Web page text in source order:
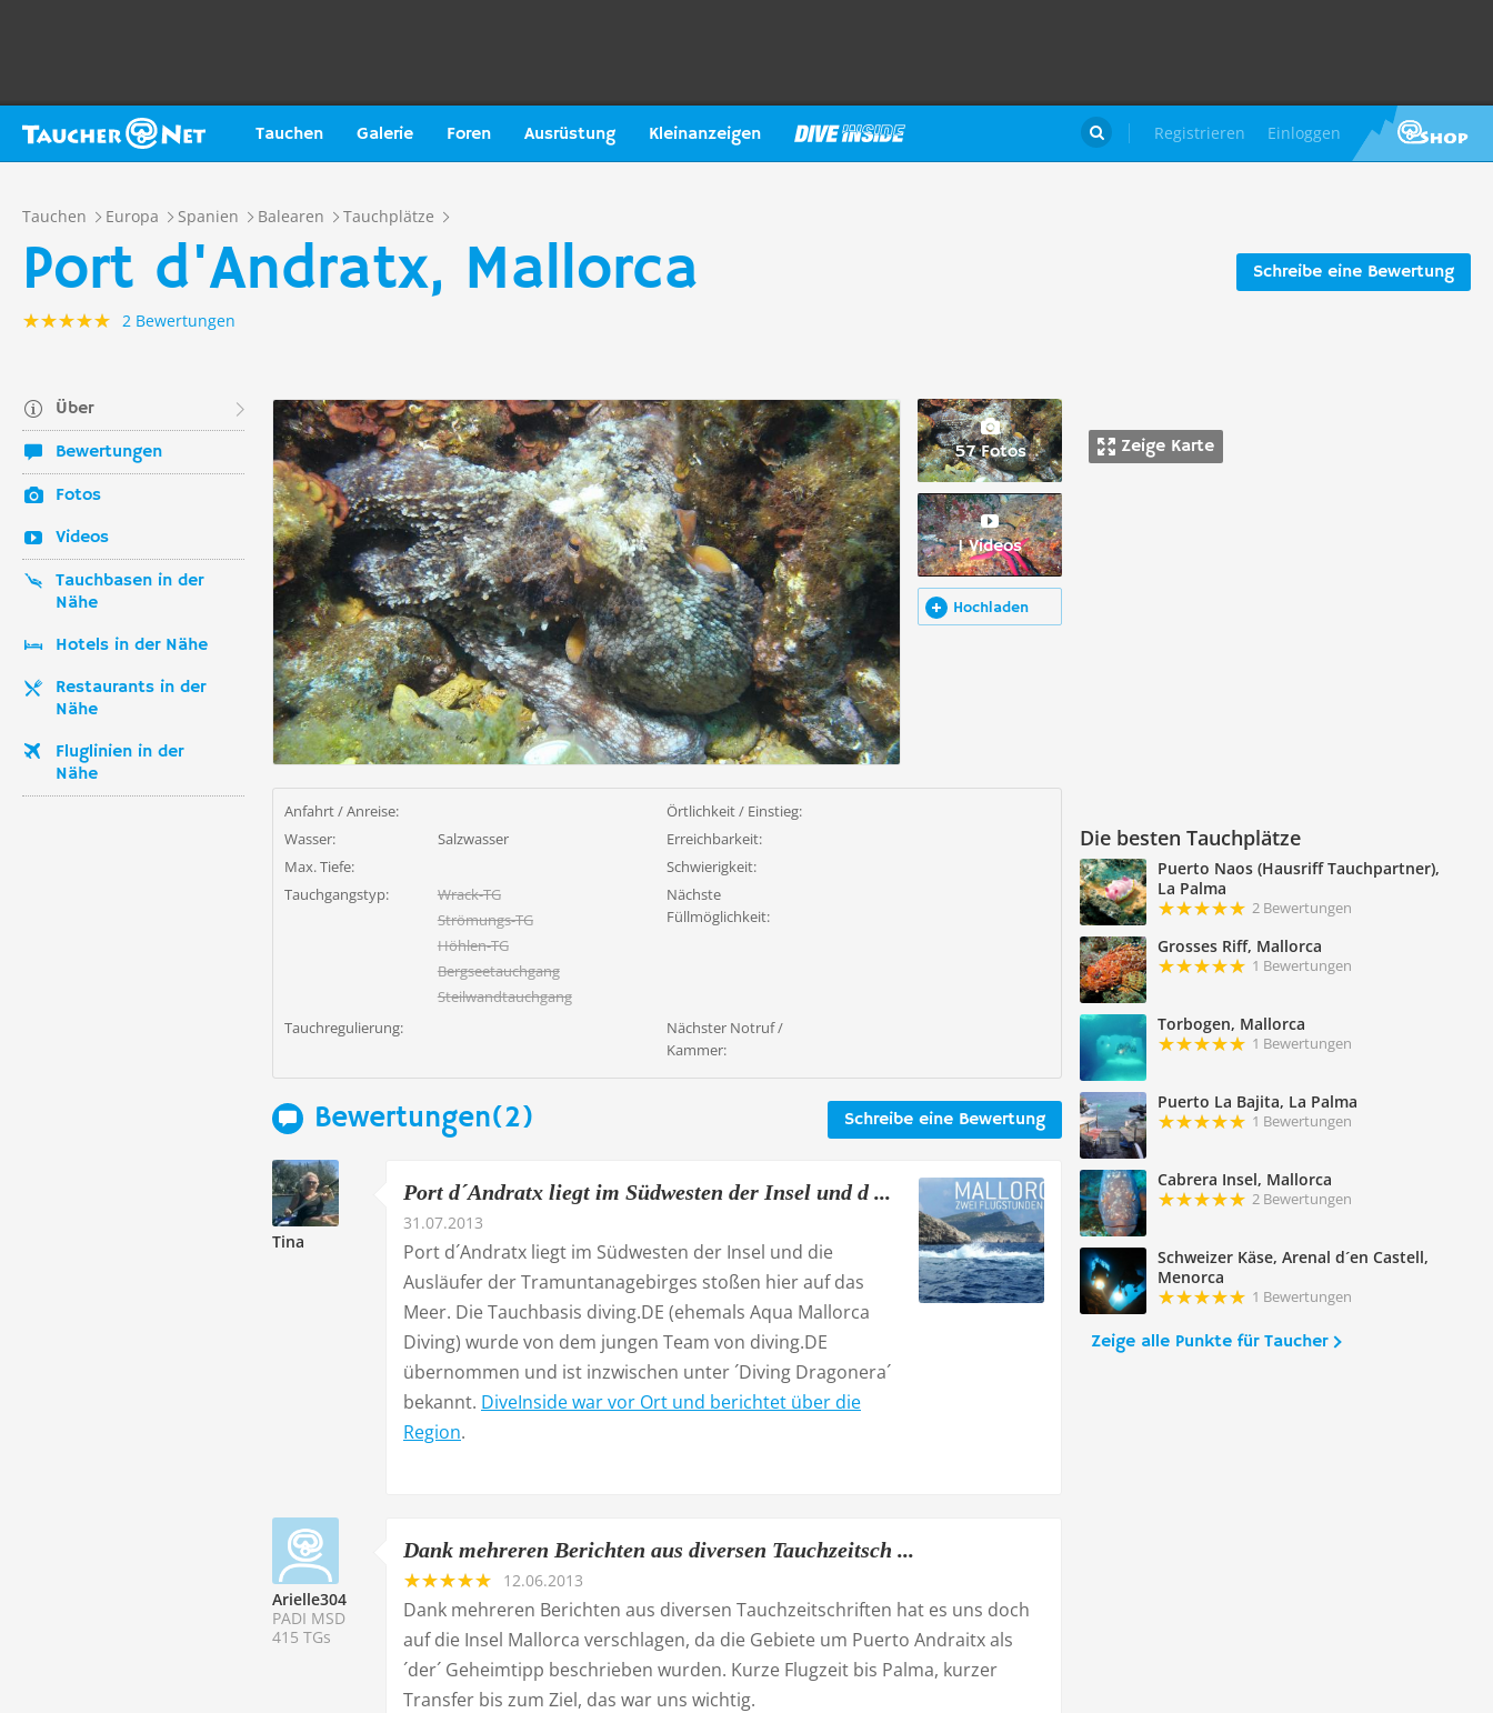
Tauchen Galerie Foren Ausrüstung Kleinanzeigen Registrieren Einloggen

Tauchen Europa Spanien Balearen Tauchplätze
Schreibe eine Bewertung
Port d'Andratx, Mallorca
2 Bewertungen
Über
Bewertungen
Fotos
Videos
Tauchbasen in der
Nähe
Hotels in der Nähe
Restaurants in der
Nähe
Fluglinien in der
Nähe
Zeige Karte
Die besten Tauchplätze
Puerto Naos (Hausriff Tauchpartner),
La Palma
2 Bewertungen
Grosses Riff, Mallorca
1 Bewertungen
Torbogen, Mallorca
1 Bewertungen
Puerto La Bajita, La Palma
1 Bewertungen
Cabrera Insel, Mallorca
2 Bewertungen
Schweizer Käse, Arenal d´en Castell,
Menorca
1 Bewertungen
Zeige alle Punkte für Taucher
57 Fotos
1 Videos
Hochladen
Anfahrt / Anreise:
Örtlichkeit / Einstieg:
Wasser:
Salzwasser
Erreichbarkeit:
Max. Tiefe:
Schwierigkeit:
Tauchgangstyp:
Wrack-TG
Strömungs-TG
Höhlen-TG
Bergseetauchgang
Steilwandtauchgang
Nächste
Füllmöglichkeit:
Tauchregulierung:
Nächster Notruf /
Kammer:
Schreibe eine Bewertung
Bewertungen(2)
Tina
Port d´Andratx liegt im Südwesten der Insel und d ...
31.07.2013
Port d´Andratx liegt im Südwesten der Insel und die
Ausläufer der Tramuntanagebirges stoßen hier auf das
Meer. Die Tauchbasis diving.DE (ehemals Aqua Mallorca
Diving) wurde von dem jungen Team von diving.DE
übernommen und ist inzwischen unter ´Diving Dragonera´
bekannt. DiveInside war vor Ort und berichtet über die
Region.
Arielle304
PADI MSD
415 TGs
Dank mehreren Berichten aus diversen Tauchzeitsch ...
12.06.2013
Dank mehreren Berichten aus diversen Tauchzeitschriften hat es uns doch
auf die Insel Mallorca verschlagen, da die Gebiete um Puerto Andraitx als
´der´ Geheimtipp beschrieben wurden. Kurze Flugzeit bis Palma, kurzer
Transfer bis zum Ziel, das war uns wichtig.